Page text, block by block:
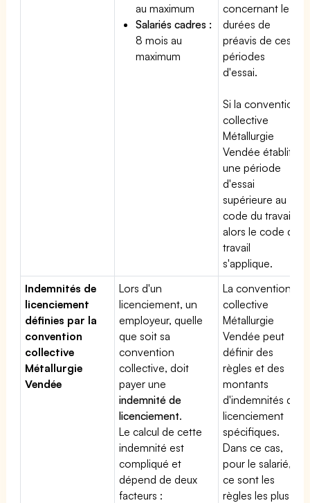
au maximum
Salariés cadres :
8 mois au
maximum
concernant les
durées de
préavis de ces
périodes
d'essai.
Si la convention
collective
Métallurgie
Vendée établit
une période
d'essai
supérieure au
code du travail,
alors le code du
travail
s'applique.
Indemnités de
licenciement
définies par la
convention
collective
Métallurgie
Vendée
Lors d'un
licenciement, un
employeur, quelle
que soit sa
convention
collective, doit
payer une
indemnité de
licenciement.
Le calcul de cette
indemnité est
compliqué et
dépend de deux
facteurs :
La convention
collective
Métallurgie
Vendée peut
définir des
règles et des
montants
d'indemnités de
licenciement
spécifiques.
Dans ce cas,
pour le salarié,
ce sont les
règles les plus